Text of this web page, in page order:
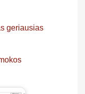
geriausias